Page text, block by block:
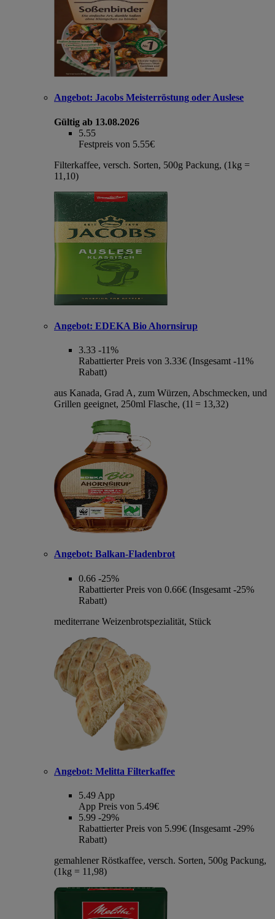
Angebot: Jacobs Meisterröstung oder Auslese
Gültig ab 13.08.2026
5.55
Festpreis von 5.55€
Filterkaffee, versch. Sorten, 500g Packung, (1kg =
11,10)
Angebot: EDEKA Bio Ahornsirup
3.33 -11%
Rabattierter Preis von 3.33€ (Insgesamt -11%
Rabatt)
aus Kanada, Grad A, zum Würzen, Abschmecken, und
Grillen geeignet, 250ml Flasche, (1l = 13,32)
Angebot: Balkan-Fladenbrot
0.66 -25%
Rabattierter Preis von 0.66€ (Insgesamt -25%
Rabatt)
mediterrane Weizenbrotspezialität, Stück
Angebot: Melitta Filterkaffee
5.49 App
App Preis von 5.49€
5.99 -29%
Rabattierter Preis von 5.99€ (Insgesamt -29%
Rabatt)
gemahlener Röstkaffee, versch. Sorten, 500g Packung,
(1kg = 11,98)